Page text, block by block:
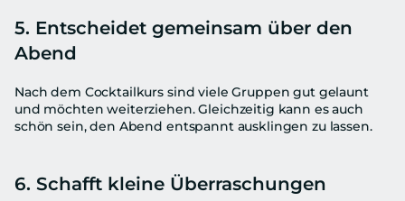
5. Entscheidet gemeinsam über den
Abend
Nach dem Cocktailkurs sind viele Gruppen gut gelaunt
und möchten weiterziehen. Gleichzeitig kann es auch
schön sein, den Abend entspannt ausklingen zu lassen.
6. Schafft kleine Überraschungen